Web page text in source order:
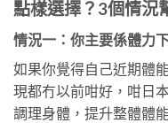
點樣選擇？3個情況
情況一：你主要係體力
如果你覺得自己近期體
現都冇以前咁好，咁日
調理身體，提升整體體